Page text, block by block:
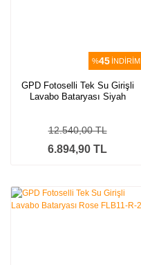
%45 İNDİRİM
GPD Fotoselli Tek Su Girişli
Lavabo Bataryası Siyah
6.894,90 TL
12.540,00 TL